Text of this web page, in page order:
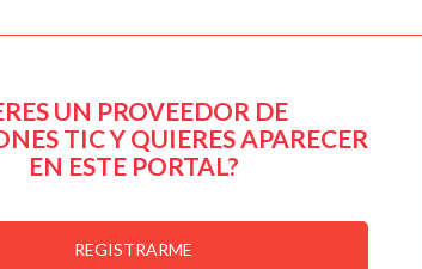
UN PROVEEDOR DE
TIC Y QUIERES APARECER
EN ESTE PORTAL?
REGISTRARME